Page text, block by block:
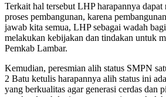
Terkait hal tersebut LHP harapannya dapat
proses pembangunan, karena
jawab kita semua, LHP sebagai wadah
melakukan kebijakan dan tindakan untuk
Pemkab Lambar.
Kemudian, peresmian alih status SMPN
2 Batu ketulis harapannya alih status ini
yang berkualitas agar generasi cerdas dan